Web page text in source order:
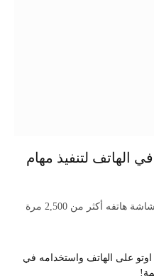
الهاتف لتنفيذ مهام
هل تعلم أن المستخدم العادي يلمس شاشة هاتفه أكثر من 2,500 مرة
اوتو على الهاتف واستخدامه في